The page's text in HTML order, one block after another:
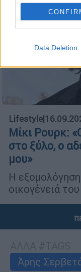
Data Deletion
Lifestyle|
Μίκι Ρουρκ:
στο ξύλο, ο
μου»
Η
οικογένειά
Άρης